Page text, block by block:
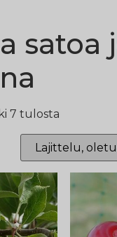
satoa
7 tulosta